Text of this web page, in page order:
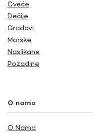
Cveće
Dečije
Gradovi
Morske
Naslikane
Pozadine
O nama
O Nama